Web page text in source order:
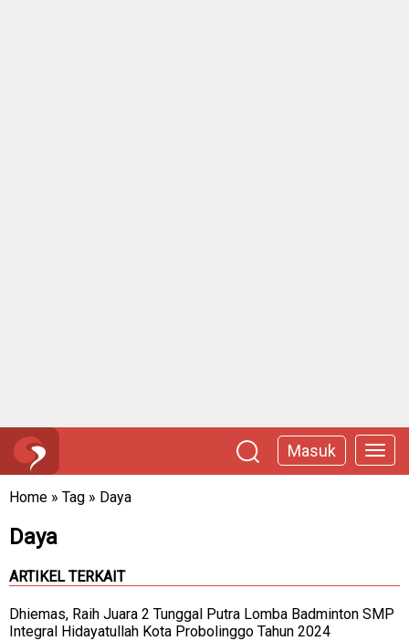
Masuk
Home » Tag » Daya
Daya
ARTIKEL TERKAIT
Dhiemas, Raih Juara 2 Tunggal Putra Lomba Badminton SMP
Integral Hidayatullah Kota Probolinggo Tahun 2024